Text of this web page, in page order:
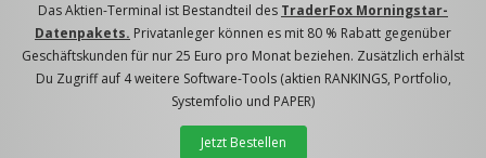
Das Aktien-Terminal ist Bestandteil des TraderFox Morningstar-
Datenpakets. Privatanleger können es mit 80 % Rabatt gegenüber
Geschäftskunden für nur 25 Euro pro Monat beziehen. Zusätzlich erhälst
Du Zugriff auf 4 weitere Software-Tools (aktien RANKINGS, Portfolio,
Systemfolio und PAPER)
Jetzt Bestellen